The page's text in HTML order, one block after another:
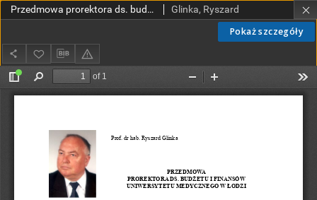
Pokaż szczegóły
Przedmowa prorektora ds. budżetu i finansów Uniwersytetu Medycznego w Łodzi Glinka, Ryszard